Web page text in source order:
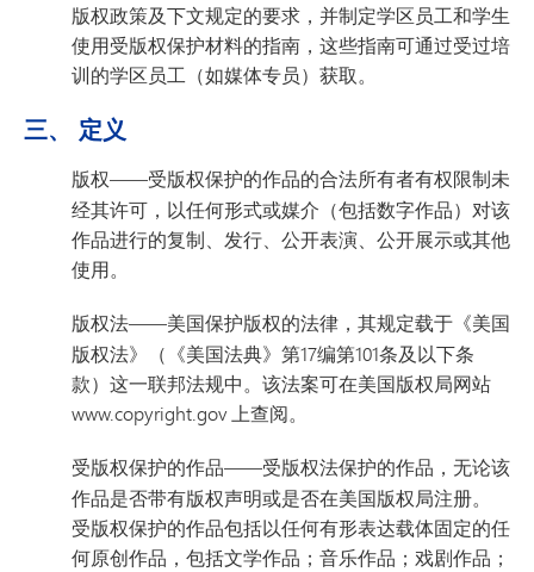
版权政策及下文规定的要求，并制定学区员工和学生
使用受版权保护材料的指南，这些指南可通过受过培
训的学区员工（如媒体专员）获取。
三、 定义
版权——受版权保护的作品的合法所有者有权限制未
经其许可，以任何形式或媒介（包括数字作品）对该
作品进行的复制、发行、公开表演、公开展示或其他
使用。
版权法——美国保护版权的法律，其规定载于《美国
版权法》（《美国法典》第17编第101条及以下条
款）这一联邦法规中。该法案可在美国版权局网站
www.copyright.gov 上查阅。
受版权保护的作品——受版权法保护的作品，无论该
作品是否带有版权声明或是否在美国版权局注册。
受版权保护的作品包括以任何有形表达载体固定的任
何原创作品，包括文学作品；音乐作品；戏剧作品；